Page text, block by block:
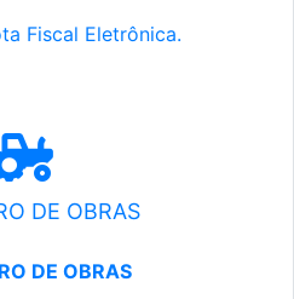
Fiscal Eletrônica.
DE OBRAS
DE OBRAS